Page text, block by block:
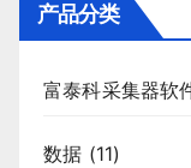
产品分类
富泰科采集器软
数据 (11)